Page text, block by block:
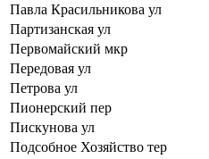
Павла Красильникова ул
Партизанская ул
Первомайский мкр
Передовая ул
Петрова ул
Пионерский пер
Пискунова ул
Подсобное Хозяйство тер